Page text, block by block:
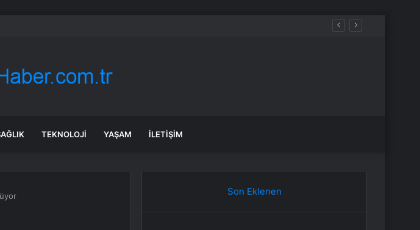
‘Reşit olmayan kızımla aşk yaşadı’
TEKNOLOJI YAŞAM İLETIŞIM
Son Eklenen